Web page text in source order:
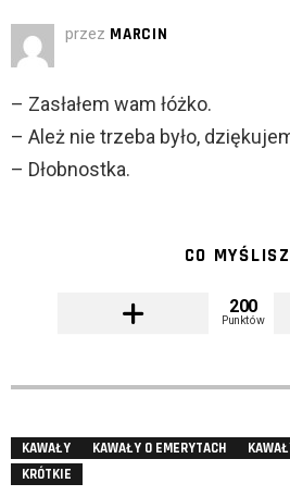
przez MARCIN
– Zasłałem wam łóżko.
– Ależ nie trzeba było,
– Dłobnostka.
CO
200
Punktów
KAWAŁY KAWAŁY O EMERYTACH
KRÓTKIE